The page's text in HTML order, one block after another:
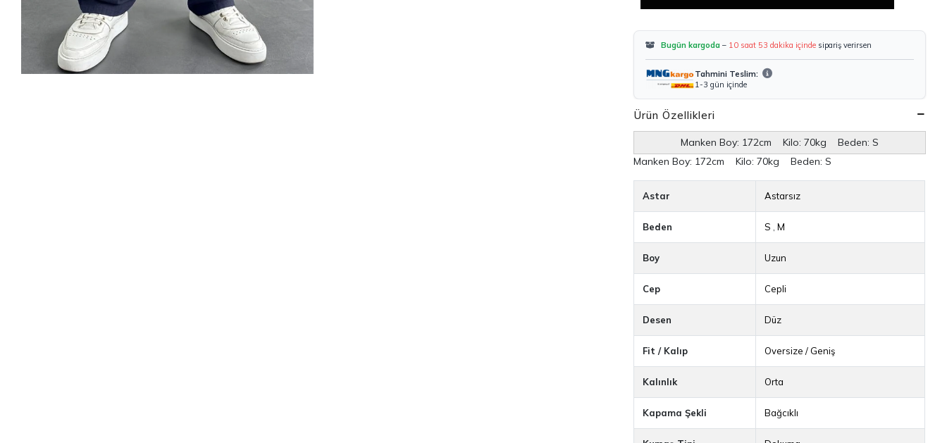
Bugün kargoda – 10 saat 53 dakika içinde sipariş verirsen
Tahmini Teslim:
1-3 gün içinde
Ürün Özellikleri
Manken Boy: 172cm Kilo: 70kg Beden: S
Manken Boy: 172cm Kilo: 70kg Beden: S
Astar Astarsız
Beden S ,M
Boy Uzun
Cep Cepli
Desen Düz
Fit / Kalıp Oversize / Geniş
Kalınlık Orta
Kapama Şekli Bağcıklı